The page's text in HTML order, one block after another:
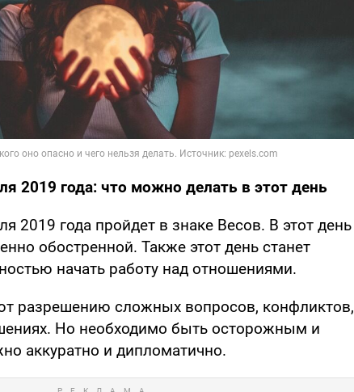
2019 года: что можно делать в этот день
2019 года пройдет в знаке Весов. В этот день
обостренной. Также этот день станет
начать работу над отношениями.
разрешению сложных вопросов, конфликтов,
Но необходимо быть осторожным и
аккуратно и дипломатично.